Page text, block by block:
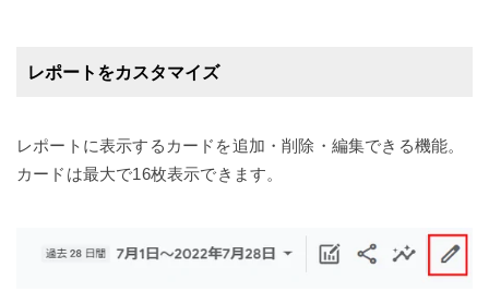
レポートをカスタマイズ
レポートに表示するカードを追加・削除・編集できる機能。
カードは最大で16枚表示できます。